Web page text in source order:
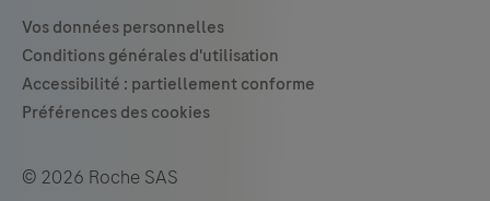
© 2026 Roche SAS